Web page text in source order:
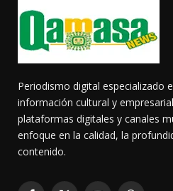
Periodismo digital especializado
información cultural y
plataformas digitales y canales
enfoque en la calidad, la
contenido.